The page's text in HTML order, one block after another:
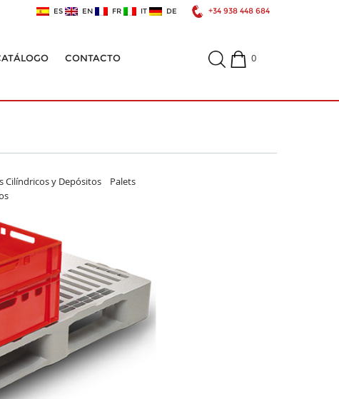
ES EN FR IT DE +34 938 448 684
CONTACTO 0
Cilíndricos y Depósitos
Palets